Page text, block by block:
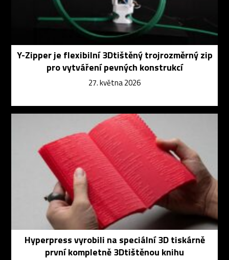
Y-Zipper je flexibilní 3Dtištěný trojrozměrný zip
pro vytváření pevných konstrukcí
27. května 2026
Hyperpress vyrobili na speciální 3D tiskárně
první kompletně 3Dtištěnou knihu